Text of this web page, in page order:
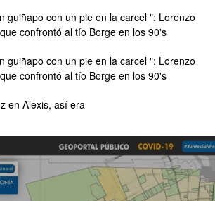
guiñapo con un pie en la carcel ": Lorenzo
confrontó al tío Borge en los 90's
guiñapo con un pie en la carcel ": Lorenzo
confrontó al tío Borge en los 90's
enAlexis, así era